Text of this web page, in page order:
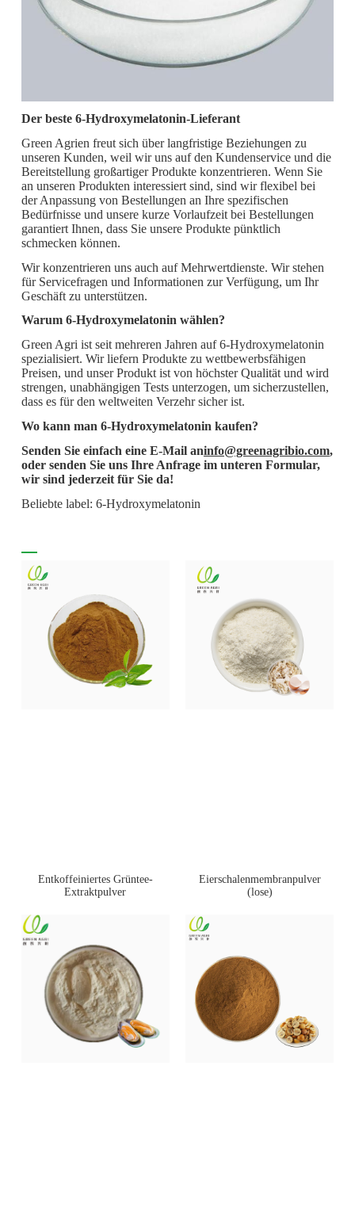
Der beste 6-Hydroxymelatonin-Lieferant
Green Agrien freut sich über langfristige Beziehungen zu
unseren Kunden, weil wir uns auf den Kundenservice und die
Bereitstellung großartiger Produkte konzentrieren. Wenn Sie
an unseren Produkten interessiert sind, sind wir flexibel bei
der Anpassung von Bestellungen an Ihre spezifischen
Bedürfnisse und unsere kurze Vorlaufzeit bei Bestellungen
garantiert Ihnen, dass Sie unsere Produkte pünktlich
schmecken können.
Wir konzentrieren uns auch auf Mehrwertdienste. Wir stehen
für Servicefragen und Informationen zur Verfügung, um Ihr
Geschäft zu unterstützen.
Warum 6-Hydroxymelatonin wählen?
Green Agri ist seit mehreren Jahren auf 6-Hydroxymelatonin
spezialisiert. Wir liefern Produkte zu wettbewerbsfähigen
Preisen, und unser Produkt ist von höchster Qualität und wird
strengen, unabhängigen Tests unterzogen, um sicherzustellen,
dass es für den weltweiten Verzehr sicher ist.
Wo kann man 6-Hydroxymelatonin kaufen?
Senden Sie einfach eine E-Mail aninfo@greenagribio.com,
oder senden Sie uns Ihre Anfrage im unteren Formular,
wir sind jederzeit für Sie da!
Beliebte label: 6-Hydroxymelatonin
Entkoffeiniertes Grüntee-
Extraktpulver
Eierschalenmembranpulver
(lose)